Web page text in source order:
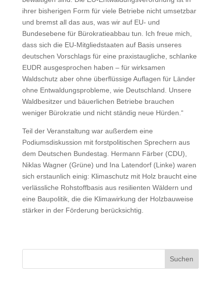
ihrer bisherigen Form für viele Betriebe nicht umsetzbar
und bremst all das aus, was wir auf EU- und
Bundesebene für Bürokratieabbau tun. Ich freue mich,
dass sich die EU-Mitgliedstaaten auf Basis unseres
deutschen Vorschlags für eine praxistaugliche, schlanke
EUDR ausgesprochen haben – für wirksamen
Waldschutz aber ohne überflüssige Auflagen für Länder
ohne Entwaldungsprobleme, wie Deutschland. Unsere
Waldbesitzer und bäuerlichen Betriebe brauchen
weniger Bürokratie und nicht ständig neue Hürden.“
Teil der Veranstaltung war außerdem eine
Podiumsdiskussion mit forstpolitischen Sprechern aus
dem Deutschen Bundestag. Hermann Färber (CDU),
Niklas Wagner (Grüne) und Ina Latendorf (Linke) waren
sich erstaunlich einig: Klimaschutz mit Holz braucht eine
verlässliche Rohstoffbasis aus resilienten Wäldern und
eine Baupolitik, die die Klimawirkung der Holzbauweise
stärker in der Förderung berücksichtig.
Suchen